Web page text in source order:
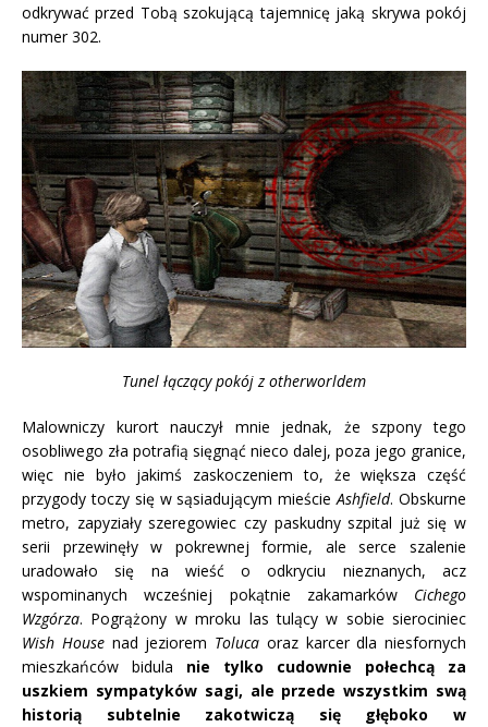
odkrywać przed Tobą szokującą tajemnicę jaką skrywa pokój
numer 302.
Tunel łączący pokój z otherworldem
Malowniczy kurort nauczył mnie jednak, że szpony tego
osobliwego zła potrafią sięgnąć nieco dalej, poza jego granice,
więc nie było jakimś zaskoczeniem to, że większa część
przygody toczy się w sąsiadującym mieścieAshfield. Obskurne
metro, zapyziały szeregowiec czy paskudny szpital już się w
serii przewinęły w pokrewnej formie, ale serce szalenie
uradowało się na wieść o odkryciu nieznanych, acz
wspominanych wcześniej pokątnie zakamarków Cichego
Wzgórza. Pogrążony w mroku las tulący w sobie sierociniec
Wish Housenad jeziorem Toluca oraz karcer dla niesfornych
mieszkańców bidula nie tylko cudownie połechcą za
uszkiem sympatyków sagi, ale przede wszystkim swą
historią subtelnie zakotwiczą się głęboko w